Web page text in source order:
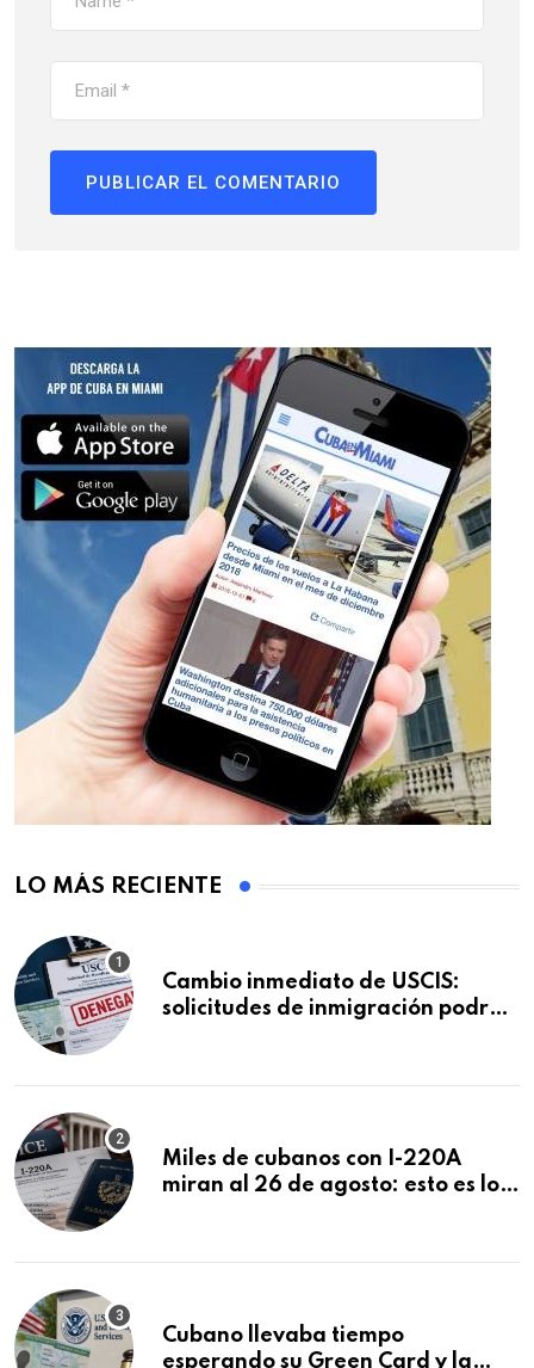
LO MÁS RECIENTE
Cambio inmediato de USCIS:
solicitudes de inmigración podrán
Miles de cubanos con I-220A
miran al 26 de agosto: esto es lo
Cubano llevaba tiempo
esperando su Green Card y la